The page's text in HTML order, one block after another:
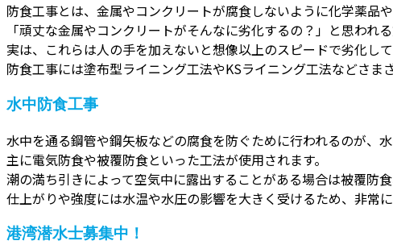
防食工事とは、金属やコンクリートが腐食しないように化学薬品
「頑丈な金属やコンクリートがそんなに劣化するの？」と思われ
実は、これらは人の手を加えないと想像以上のスピードで劣化して
防食工事には塗布型ライニング工法やKSライニング工法などさま
水中防食工事
水中を通る鋼管や鋼矢板などの腐食を防ぐために行われるのが、水
主に電気防食や被覆防食といった工法が使用されます。
潮の満ち引きによって空気中に露出することがある場合は被覆防
仕上がりや強度には水温や水圧の影響を大きく受けるため、非常
港湾潜水士募集中！